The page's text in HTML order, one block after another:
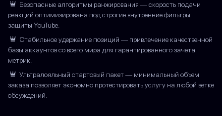
Безопасные алгоритмы ранжирования — скорость подачи
реакций оптимизирована под строгие внутренние фильтры
защиты YouTube.
Стабильное удержание позиций — привлечение качественной
базы аккаунтов со всего мира для гарантированного зачета
метрик.
Ультралояльный стартовый пакет — минимальный объем
заказа позволяет экономно протестировать услугу на любой ветке
обсуждений.